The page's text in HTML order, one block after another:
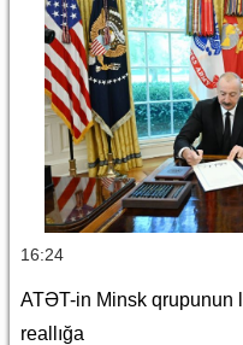
16:24
ATƏT-in Minsk qrupunun
reallığa